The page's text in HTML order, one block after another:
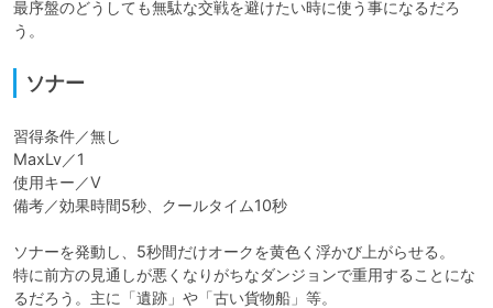
最序盤のどうしても無駄な交戦を避けたい時に使う事になるだろ
う。
ソナー
習得条件／無し
MaxLv／1
使用キー／V
備考／効果時間5秒、クールタイム10秒
ソナーを発動し、5秒間だけオークを黄色く浮かび上がらせる。
特に前方の見通しが悪くなりがちなダンジョンで重用することにな
るだろう。主に「遺跡」や「古い貨物船」等。